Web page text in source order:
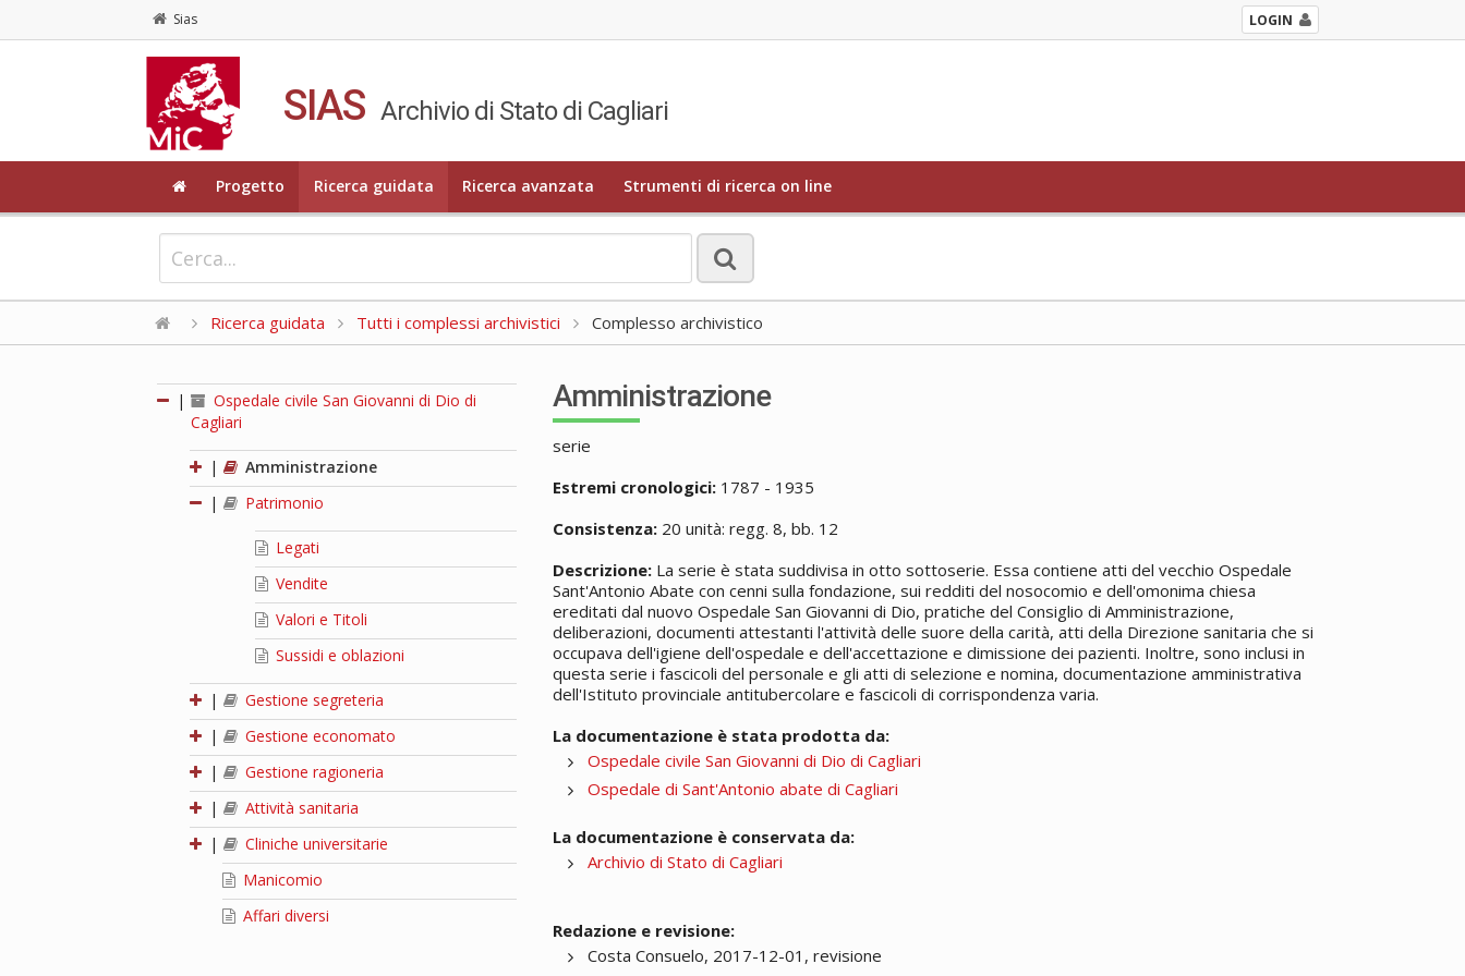
Sias LOGIN
SIAS Archivio di Stato di Cagliari
Progetto Ricerca guidata Ricerca avanzata Strumenti di ricerca on line
Ricerca guidata Tutti i complessi archivistici Complesso archivistico
|
Ospedale civile San Giovanni di Dio di
Cagliari
|
Amministrazione
|
Patrimonio
Legati
Vendite
Valori e Titoli
Sussidi e oblazioni
|
Gestione segreteria
|
Gestione economato
|
Gestione ragioneria
|
Attività sanitaria
|
Cliniche universitarie
Manicomio
Affari diversi
Amministrazione
serie
Estremi cronologici: 1787 - 1935
Consistenza: 20 unità: regg. 8, bb. 12
Descrizione: La serie è stata suddivisa in otto sottoserie. Essa contiene atti del vecchio Ospedale
Sant'Antonio Abate con cenni sulla fondazione, sui redditi del nosocomio e dell'omonima chiesa
ereditati dal nuovo Ospedale San Giovanni di Dio, pratiche del Consiglio di Amministrazione,
deliberazioni, documenti attestanti l'attività delle suore della carità, atti della Direzione sanitaria che si
occupava dell'igiene dell'ospedale e dell'accettazione e dimissione dei pazienti. Inoltre, sono inclusi in
questa serie i fascicoli del personale e gli atti di selezione e nomina, documentazione amministrativa
dell'Istituto provinciale antitubercolare e fascicoli di corrispondenza varia.
La documentazione è stata prodotta da:
Ospedale civile San Giovanni di Dio di Cagliari
Ospedale di Sant'Antonio abate di Cagliari
La documentazione è conservata da:
Archivio di Stato di Cagliari
Redazione e revisione:
Costa Consuelo, 2017-12-01, revisione